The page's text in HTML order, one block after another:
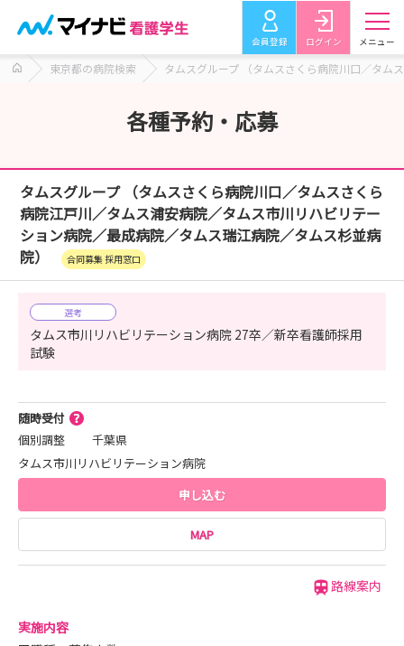
会員登録 ログイン メニュー
東京都の病院検索 タムスグループ （タムスさくら病院川口／タム
各種予約・応募
タムスグループ （タムスさくら病院川口／タムスさくら
病院江戸川／タムス浦安病院／タムス市川リハビリテー
ション病院／最成病院／タムス瑞江病院／タムス杉並病
院）
合同募集 採用窓口
選考
タムス市川リハビリテーション病院 27卒／新卒看護師採用
試験
随時受付
個別調整
千葉県
タムス市川リハビリテーション病院
申し込む
MAP
路線案内
実施内容